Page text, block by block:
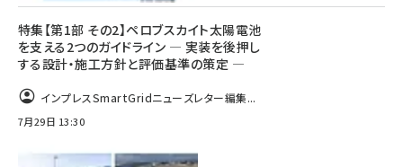
特集【第1部 その2】ペロブスカイト太陽電池
を支える2つのガイドライン ― 実装を後押し
する設計・施工方針と評価基準の策定 ―
インプレスSmartGridニューズレター編集...
7月29日 13:30